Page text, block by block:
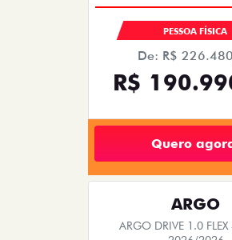
EMPLACAMENTO
De: R$
R$